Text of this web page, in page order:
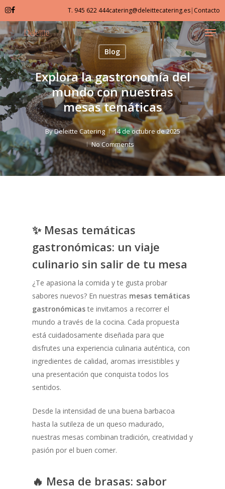
Skip
to
main
content
T. 945 622 444catering@deleittecatering.es| Contacto
Blog
Explora la gastronomía del
mundo con nuestras
mesas temáticas
ByDeleitte Catering
14 de octubre de 2025
No Comments
✨ Mesas temáticas
gastronómicas: un viaje
culinario sin salir de tu mesa
¿Te apasiona la comida y te gusta probar
sabores nuevos? En nuestras mesas temáticas
gastronómicaste invitamos a recorrer el
mundo a través de la cocina. Cada propuesta
está cuidadosamente diseñada para que
disfrutes una experiencia culinaria auténtica, con
ingredientes de calidad, aromas irresistibles y
una presentación que conquista todos los
sentidos.
Desde la intensidad de una buena barbacoa
hasta la sutileza de un queso madurado,
nuestras mesas combinan tradición, creatividad y
pasión por el buen comer.
🔥 Mesa de brasas: sabor
Close
Menu